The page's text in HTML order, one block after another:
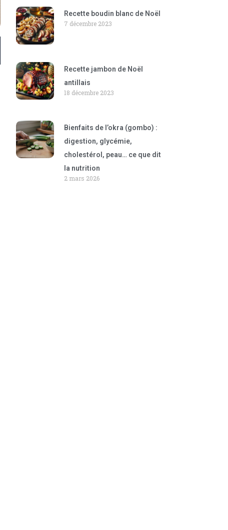
Recette boudin blanc de Noël
7 décembre 2023
Recette jambon de Noël
antillais
18 décembre 2023
Bienfaits de l’okra (gombo) :
digestion, glycémie,
cholestérol, peau… ce que dit
la nutrition
2 mars 2026